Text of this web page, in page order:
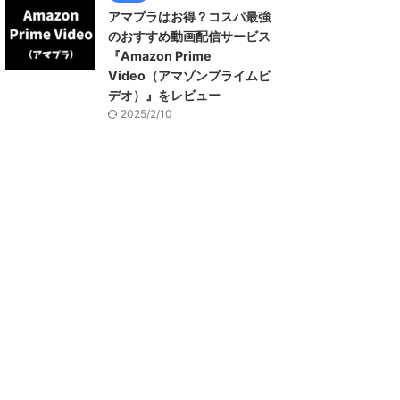
アマプラはお得？コスパ最強
のおすすめ動画配信サービス
『Amazon Prime
Video（アマゾンプライムビ
デオ）』をレビュー
2025/2/10